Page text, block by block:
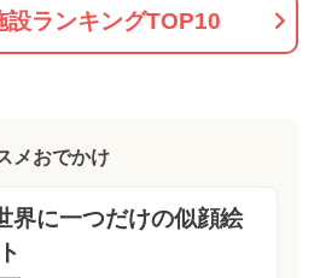
設ランキングTOP10
メおでかけ
界に一つだけの似顔絵